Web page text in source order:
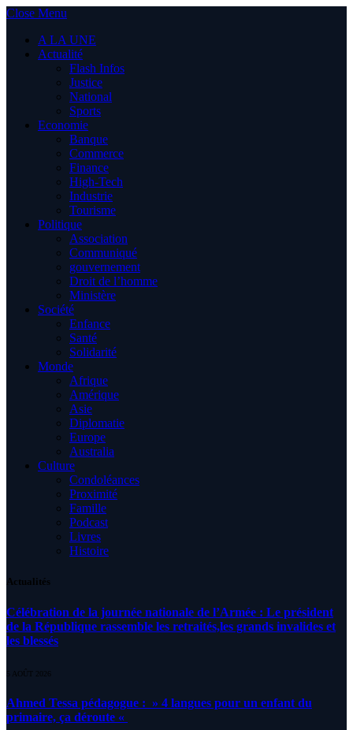
Close Menu
A LA UNE
Actualité
Flash Infos
Justice
National
Sports
Economie
Banque
Commerce
Finance
High-Tech
Industrie
Tourisme
Politique
Association
Communiqué
gouvernement
Droit de l’homme
Ministère
Société
Enfance
Santé
Solidarité
Monde
Afrique
Amérique
Asie
Diplomatie
Europe
Australia
Culture
Condoléances
Proximité
Famille
Podcast
Livres
Histoire
Actualités
Célébration de la journée nationale de l’Armée : Le président
de la République rassemble les retraités,les grands invalides et
les blessés
5 AOÛT 2026
Ahmed Tessa pédagogue : » 4 langues pour un enfant du
primaire, ça déroute «